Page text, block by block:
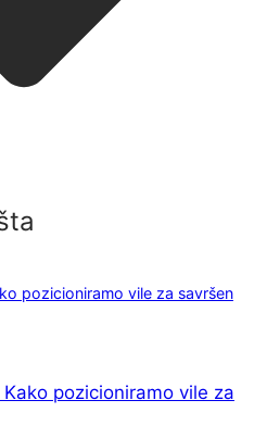
pozicioniramo vile za